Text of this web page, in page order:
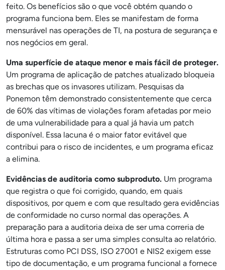
feito. Os benefícios são o que você obtém quando o
programa funciona bem. Eles se manifestam de forma
mensurável nas operações de TI, na postura de segurança e
nos negócios em geral.
Uma superfície de ataque menor e mais fácil de proteger.
Um programa de aplicação de patches atualizado bloqueia
as brechas que os invasores utilizam. Pesquisas da
Ponemon têm demonstrado consistentemente que cerca
de 60% das vítimas de violações foram afetadas por meio
de uma vulnerabilidade para a qual já havia um patch
disponível. Essa lacuna é o maior fator evitável que
contribui para o risco de incidentes, e um programa eficaz
a elimina.
Evidências de auditoria como subproduto. Um programa
que registra o que foi corrigido, quando, em quais
dispositivos, por quem e com que resultado gera evidências
de conformidade no curso normal das operações. A
preparação para a auditoria deixa de ser uma correria de
última hora e passa a ser uma simples consulta ao relatório.
Estruturas como PCI DSS, ISO 27001 e NIS2 exigem esse
tipo de documentação, e um programa funcional a fornece